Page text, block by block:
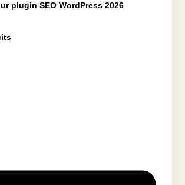
plugin SEO WordPress 2026